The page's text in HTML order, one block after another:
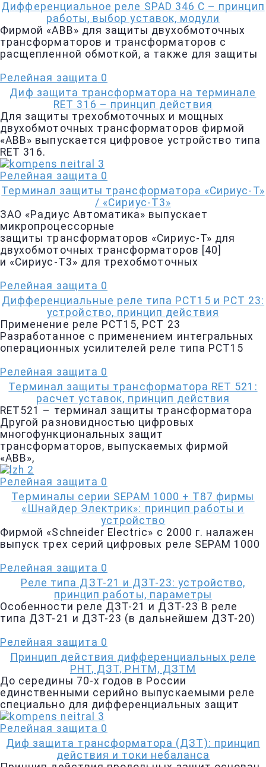
Дифференциальное реле SPAD 346 С – принцип
работы, выбор уставок, модули
Фирмой «АВВ» для защиты двухобмоточных
трансформаторов и трансформаторов с
расщепленной обмоткой, а также для защиты
Релейная защита 0
Диф защита трансформатора на терминале
RET 316 – принцип действия
Для защиты трехобмоточных и мощных
двухобмоточных трансформаторов фирмой
«АВВ» выпускается цифровое устройство типа
RET 316.
Релейная защита 0
Терминал защиты трансформатора «Сириус-Т»
/ «Сириус-Т3»
ЗАО «Радиус Автоматика» выпускает
микропроцессорные
защиты трансформаторов «Сириус-Т» для
двухобмоточных трансформаторов [40]
и «Сириус-Т3» для трехобмоточных
Релейная защита 0
Дифференциальные реле типа РСТ15 и РСТ 23:
устройство, принцип действия
Применение реле РСТ15, РСТ 23
Разработанное с применением интегральных
операционных усилителей реле типа РСТ15
Релейная защита 0
Терминал защиты трансформатора RET 521:
расчет уставок, принцип действия
RET521 – терминал защиты трансформатора
Другой разновидностью цифровых
многофункциональных защит
трансформаторов, выпускаемых фирмой
«АВВ»,
Релейная защита 0
Терминалы серии SEPAM 1000 + Т87 фирмы
«Шнайдер Электрик»: принцип работы и
устройство
Фирмой «Schneider Electric» с 2000 г. налажен
выпуск трех серий цифровых реле SEPAM 1000
Релейная защита 0
Реле типа ДЗТ-21 и ДЗТ-23: устройство,
принцип работы, параметры
Особенности реле ДЗТ-21 и ДЗТ-23 В реле
типа ДЗТ-21 и ДЗТ-23 (в дальнейшем ДЗТ-20)
Релейная защита 0
Принцип действия дифференциальных реле
РНТ, ДЗТ, РНТМ, ДЗТМ
До середины 70-х годов в России
единственными серийно выпускаемыми реле
специально для дифференциальных защит
Релейная защита 0
Диф защита трансформатора (ДЗТ): принцип
действия и токи небаланса